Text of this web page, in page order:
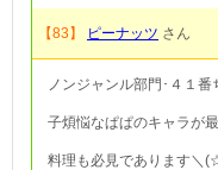
【83】 ピーナッツ さん
ノンジャンル部門･４１番
子煩悩なぱぱのキャラが
料理も必見であります＼